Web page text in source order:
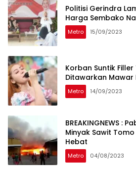
Politisi Gerindra
Harga Sembako
Metro 15/09/2023
Korban Suntik
Ditawarkan Mawar
Metro 14/09/2023
BREAKINGNEWS :
Minyak Sawit
Hebat
Metro 04/08/2023